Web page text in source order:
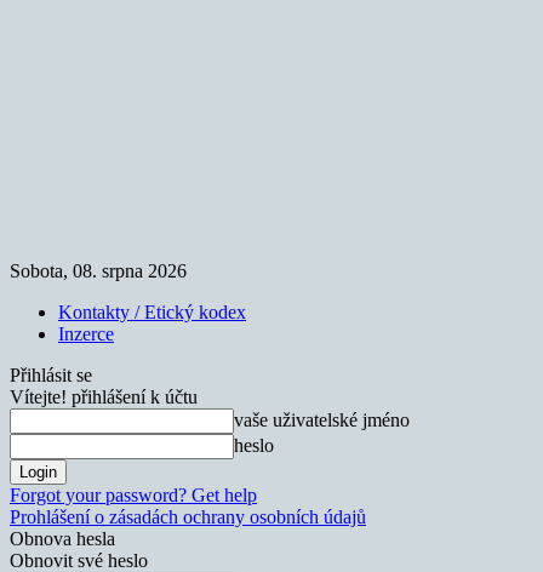
Sobota, 08. srpna 2026
Kontakty / Etický kodex
Inzerce
Přihlásit se
Vítejte! přihlášení k účtu
vaše uživatelské jméno
heslo
Forgot your password? Get help
Prohlášení o zásadách ochrany osobních údajů
Obnova hesla
Obnovit své heslo